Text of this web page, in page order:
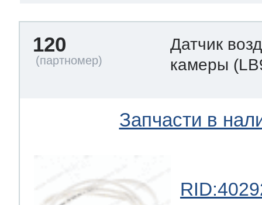
120
Датчик
камеры
Запчасти в